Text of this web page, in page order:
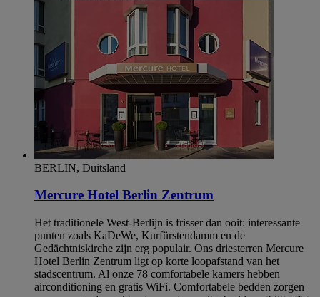
BERLIN, Duitsland
Mercure Hotel Berlin Zentrum
Het traditionele West-Berlijn is frisser dan ooit: interessante
punten zoals KaDeWe, Kurfürstendamm en de
Gedächtniskirche zijn erg populair. Ons driesterren Mercure
Hotel Berlin Zentrum ligt op korte loopafstand van het
stadscentrum. Al onze 78 comfortabele kamers hebben
airconditioning en gratis WiFi. Comfortabele bedden zorgen